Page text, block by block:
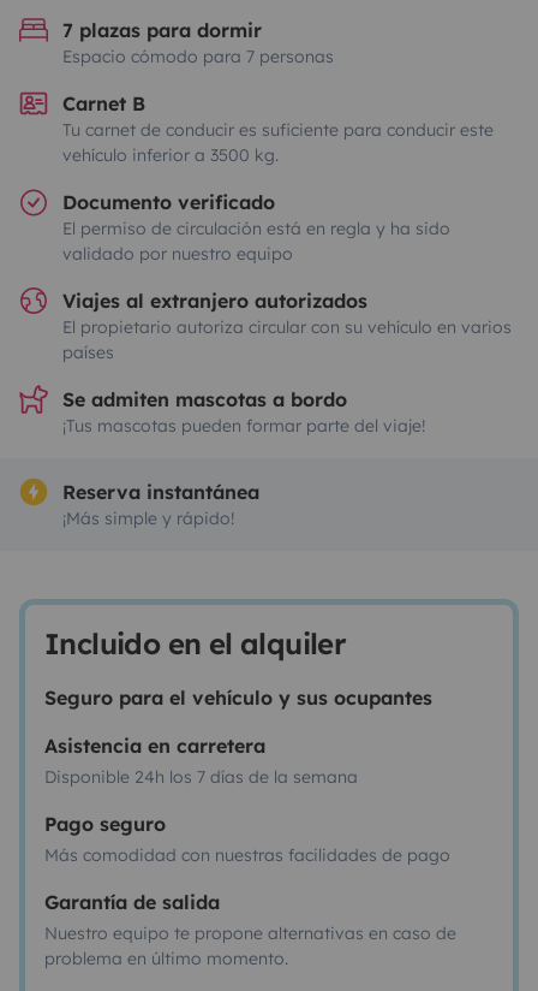
7 plazas para dormir
Espacio cómodo para 7 personas
Carnet B
Tu carnet de conducir es suficiente para conducir este
vehículo inferior a 3500 kg.
Documento verificado
El permiso de circulación está en regla y ha sido
validado por nuestro equipo
Viajes al extranjero autorizados
El propietario autoriza circular con su vehículo en varios
países
Se admiten mascotas a bordo
¡Tus mascotas pueden formar parte del viaje!
Reserva instantánea
¡Más simple y rápido!
Incluido en el alquiler
Seguro para el vehículo y sus ocupantes
Asistencia en carretera
Disponible 24h los 7 días de la semana
Pago seguro
Más comodidad con nuestras facilidades de pago
Garantía de salida
Nuestro equipo te propone alternativas en caso de
problema en último momento.